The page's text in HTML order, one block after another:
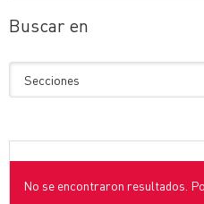
Buscar en
No se encontraron resultados.